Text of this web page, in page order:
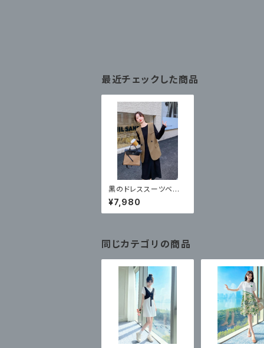
最近チェックした商品
黒のドレススーツベスト
ツーピースセット レトロ
ニッチデザインスーツス
カート
¥7,980
同じカテゴリの商品